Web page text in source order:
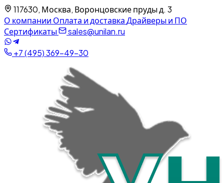
117630, Москва, Воронцовские пруды д. 3
О компании Оплата и доставкаДрайверы и ПО
Сертификаты
sales@unilan.ru
+7 (495) 369-49-30